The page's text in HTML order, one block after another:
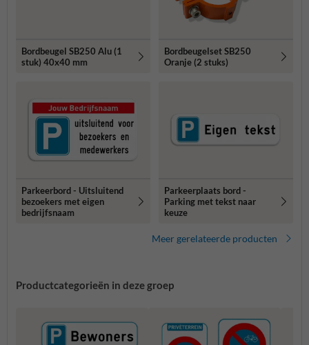
Bordbeugel SB250 Alu (1
stuk) 40x40 mm
Bordbeugelset SB250
Oranje (2 stuks)
Parkeerbord - Uitsluitend
bezoekers met eigen
bedrijfsnaam
Parkeerplaats bord -
Parking met tekst naar
keuze
Meer gerelateerde producten
Productcategorieën in deze groep